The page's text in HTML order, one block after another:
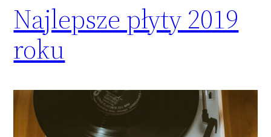
Najlepsze płyty 2019
roku